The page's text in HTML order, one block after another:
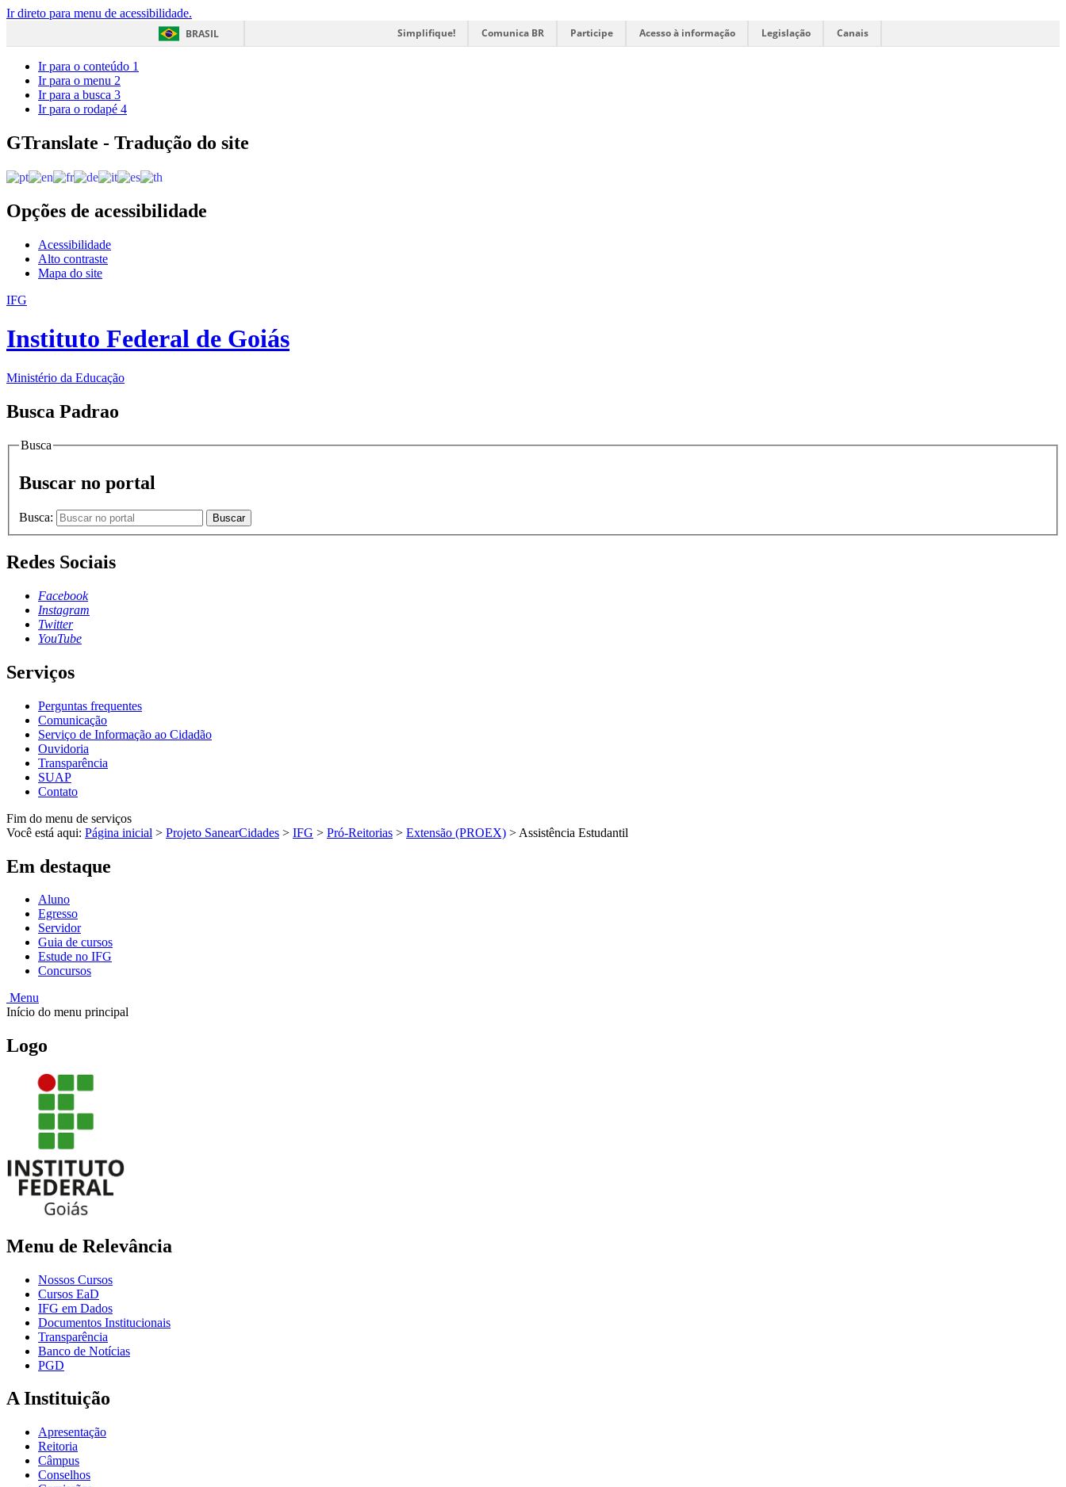
Ir direto para menu de acessibilidade.
BRASIL
Simplifique! Comunica BR Participe Acesso à informação Legislação Canais
Ir para o conteúdo 1
Ir para o menu 2
Ir para a busca 3
Ir para o rodapé 4
GTranslate - Tradução do site
Opções de acessibilidade
Acessibilidade
Alto contraste
Mapa do site
IFG
Instituto Federal de Goiás
Ministério da Educação
Busca Padrao
Busca
Buscar no portal
Busca: Buscar
Redes Sociais
Facebook
Instagram
Twitter
YouTube
Serviços
Perguntas frequentes
Comunicação
Serviço de Informação ao Cidadão
Ouvidoria
Transparência
SUAP
Contato
Fim do menu de serviços
Você está aqui: Página inicial > Projeto SanearCidades > IFG > Pró-Reitorias > Extensão (PROEX) > Assistência Estudantil
Em destaque
Aluno
Egresso
Servidor
Guia de cursos
Estude no IFG
Concursos
Menu
Início do menu principal
Logo
Menu de Relevância
Nossos Cursos
Cursos EaD
IFG em Dados
Documentos Institucionais
Transparência
Banco de Notícias
PGD
A Instituição
Apresentação
Reitoria
Câmpus
Conselhos